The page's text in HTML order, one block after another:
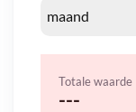
Totale waarde
---